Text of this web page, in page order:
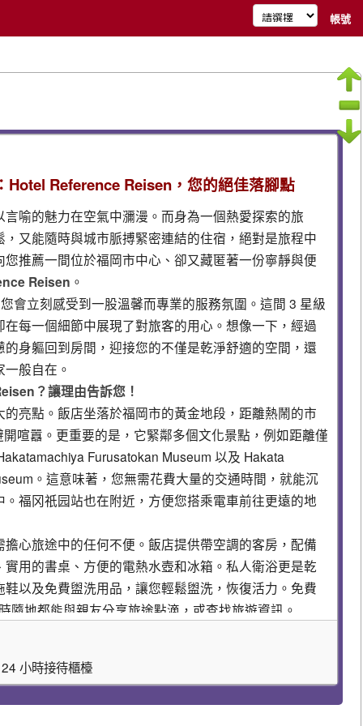
帳號
Hotel Reference Reisen，您的絕佳落腳點
喻的魅力在空氣中瀰漫。而身為一個熱愛探索的旅
又能隨時與城市脈搏緊密連結的住宿，絕對是旅程中
推薦一間位於福岡市中心、卻又藏匿著一份寧靜與便
Reisen 。
會立刻感受到一股溫馨而專業的服務氛圍。這間 3 星級
每一個細節中展現了對旅客的用心。想像一下，經過
身軀回到房間，迎接您的不僅是乾淨舒適的空間，還
般自在。
？讓理由告訴您！
的亮點。飯店坐落於福岡市的黃金地段，距離熱鬧的市
喧囂。更重要的是，它緊鄰多個文化景點，例如距離僅
Furusatokan Museum 以及 Hakata
。這意味著，您無需花費大量的交通時間，就能沉
福冈祇园站也在附近，方便您搭乘電車前往更遠的地
擔心旅途中的任何不便。飯店提供帶空調的客房，配備
用的書桌、方便的電熱水壺和冰箱。私人衛浴更是乾
以及免費盥洗用品，讓您輕鬆盥洗，恢復活力。免費
隨地都能與親友分享旅途點滴，或查找旅遊資訊。
回應。飯店也十分重視住客的安全，配備了滅火器、偵
、24 小時警衛以及公共區域和住宿外的監視器，讓您
小時接待櫃檯